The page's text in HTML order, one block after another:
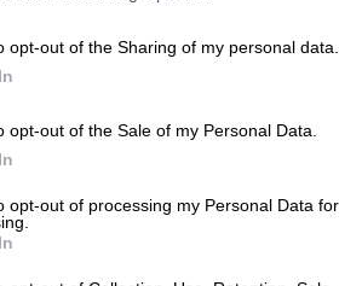
opt-out of the Sharing of my personal data.
opt-out of the Sale of my Personal Data.
opt-out of processing my Personal Data
artificielle n’ont toujours pas
scientifiques ingénieux y
Le Paranoid Android a été
contient beaucoup de
l'amour des brasseurs
La bière robot de Little Rain
rouge cuivré lorsque la
sur le corps nuageux et